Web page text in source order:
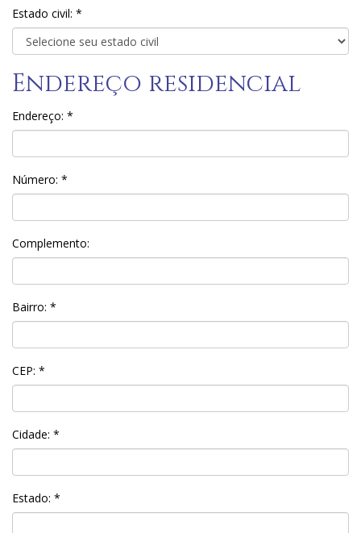
Estado civil: *
Endereço residencial
Endereço: *
Número: *
Complemento:
Bairro: *
CEP: *
Cidade: *
Estado: *